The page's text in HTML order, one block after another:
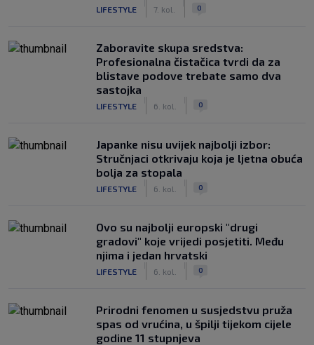
LIFESTYLE 7. kol. 0
Zaboravite skupa sredstva:
Profesionalna čistačica tvrdi da za
blistave podove trebate samo dva
sastojka
LIFESTYLE 6. kol. 0
Japanke nisu uvijek najbolji izbor:
Stručnjaci otkrivaju koja je ljetna obuća
bolja za stopala
LIFESTYLE 6. kol. 0
Ovo su najbolji europski "drugi
gradovi" koje vrijedi posjetiti. Među
njima i jedan hrvatski
LIFESTYLE 6. kol. 0
Prirodni fenomen u susjedstvu pruža
spas od vrućina, u špilji tijekom cijele
godine 11 stupnjeva